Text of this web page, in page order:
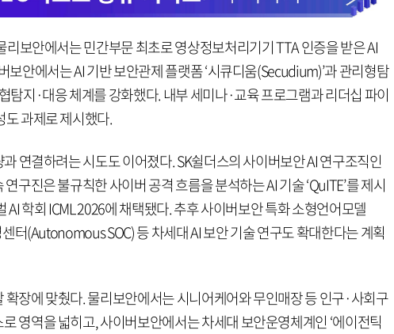
리보안에서는 민간부문 최초로 영상정보처리기기 TTA 인증을 받은 AI
보안에서는 AI 기반 보안관제 플랫폼 ‘시큐디움(Secudium)’과 관리형탐
탐지·대응 체계를 강화했다. 내부 세미나·교육 프로그램과 리더십 파이
도 과제로 제시했다.
연결하려는 시도도 이어졌다. SK쉴더스의 사이버보안 AI 연구조직인
연구진은 불규칙한 사이버 공격 흐름을 분석하는 AI 기술 ‘QuITE’를 제시
AI 학회 ICML 2026에 채택됐다. 추후 사이버보안 특화 소형언어모델
터(Autonomous SOC) 등 차세대 AI 보안 기술 연구도 확대한다는 계획
확장에 맞췄다. 물리보안에서는 시니어케어와 무인매장 등 인구·사회구
영역을 넓히고, 사이버보안에서는 차세대 보안운영체계인 ‘에이전틱